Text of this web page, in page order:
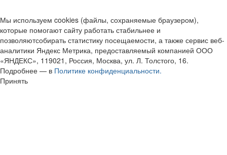
Мы используем cookies (файлы, сохраняемые браузером),
которые помогают сайту работать стабильнее и
позволяютсобирать статистику посещаемости, а также сервис веб-
аналитики Яндекс Метрика, предоставляемый компанией ООО
«ЯНДЕКС», 119021, Россия, Москва, ул. Л. Толстого, 16.
Подробнее — в Политике конфиденциальности.
Принять